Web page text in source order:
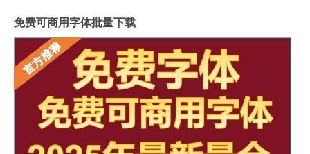
免费可商用字体批量下载